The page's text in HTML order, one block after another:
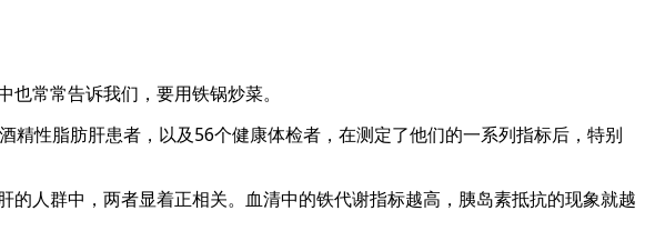
常常告诉我们，要用铁锅炒菜。
性脂肪肝患者，以及56个健康体检者，在测定了他们的一系列指标后，特别
人群中，两者显着正相关。血清中的铁代谢指标越高，胰岛素抵抗的现象就越